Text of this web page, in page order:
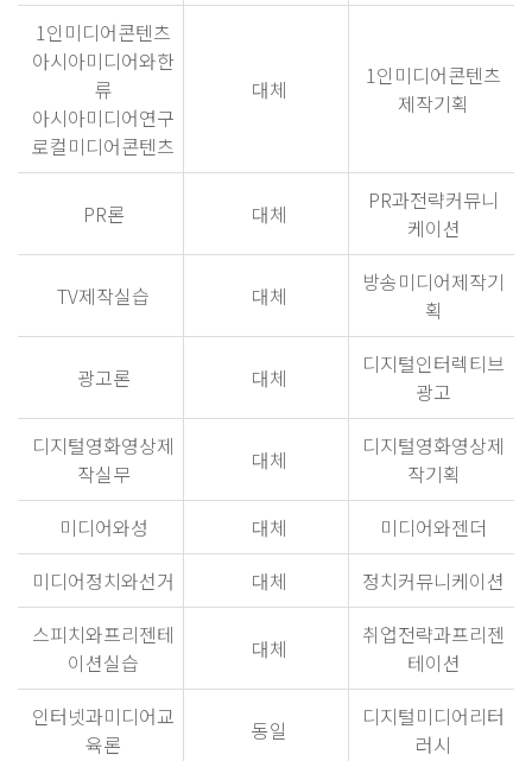
1인미디어콘텐츠
아시아미디어와한
류
아시아미디어연구
로컬미디어콘텐츠
대체
1인미디어콘텐츠
제작기획
PR론 대체
PR과전략커뮤니
케이션
TV제작실습 대체
방송미디어제작기
획
광고론 대체
디지털인터렉티브
광고
디지털영화영상제
작실무
대체
디지털영화영상제
작기획
미디어와성
대체
미디어와젠더
미디어정치와선거
대체
정치커뮤니케이션
스피치와프리젠테
이션실습
대체
취업전략과프리젠
테이션
인터넷과미디어교
육론
동일
디지털미디어리터
러시